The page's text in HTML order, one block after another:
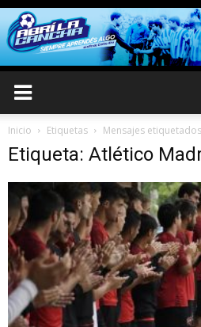
Inicio Etiquetas Mensajes
Etiqueta: Atlético